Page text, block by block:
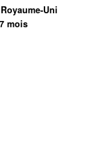
Uni
mois